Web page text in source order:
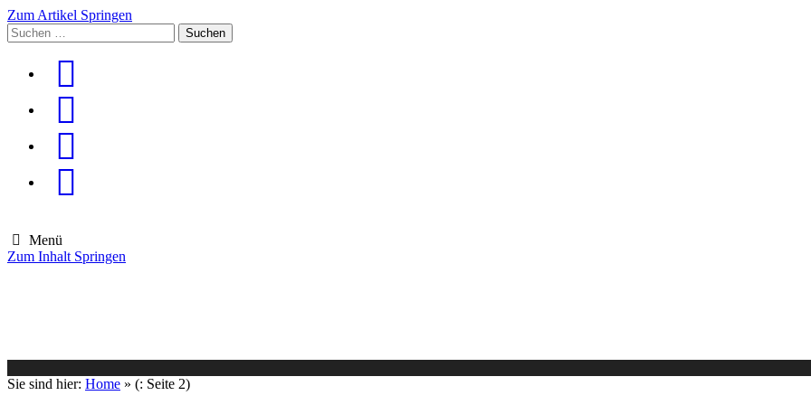
Zum Artikel Springen
Suchen
nach:
Menü
Zum Inhalt Springen
Sie sind hier: Home » (: Seite 2)